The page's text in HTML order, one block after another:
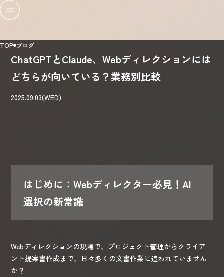
TOP ブログ
ChatGPTとClaude、Webディレクションには
どちらが向いている？業務別比較
2025.09.03(WED)
はじめに：Webディレクター必見！AI
選択の新常識
Webディレクションの現場で、プロジェクト管理からクライア
ント提案書作成まで、日々多くの文書作業に追われていません
か？